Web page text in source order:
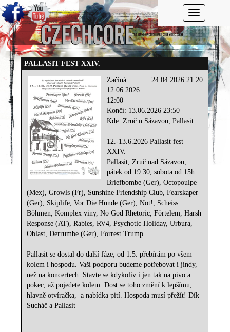
Toggle
PALLASIT FEST XXIV.
24.04.2026 21:20
Začíná:
12.06.2026
12:00
Končí: 13.06.2026 23:50
Kde: Zruč n.Sázavou, Pallasit
12.-13.6.2026 Pallasit fest
XXIV.
Pallasit, Zruč nad Sázavou,
pátek od 19:30, sobota od 15h.
Briefbombe (Ger), Octopoulpe
(Mex), Growls (Fr), Sunshine Friendship Club, Fearskaper
(Ger), Skiplife, Vor Die Hunde (Ger), Not!, Scheiss
Böhmen, Komplex viny, No God Rhetoric, Förtelem, Harsh
Response (AT), Rabies, RV4, Psychotic Holiday, Urbura,
Oblast, Derrumbe (Ger), Forrest Trump.
Pallasit se dostal do další fáze, od 1.5. přebírám po všem
kolem i hospodu. Vaší podporu budeme potřebovat i jindy,
než na koncertech. Stavte se kdykoliv i jen tak na pívo a
pokec, až pojedete kolem. Dost se toho změní k lepšímu,
hlavně otvíračka, a nabídka pití. Hospoda musí přežít! Dík
Sucháč a Pallasit